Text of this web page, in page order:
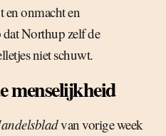
en onmacht en
Northup zelf de
niet schuwt.
menselijkheid
van vorige week